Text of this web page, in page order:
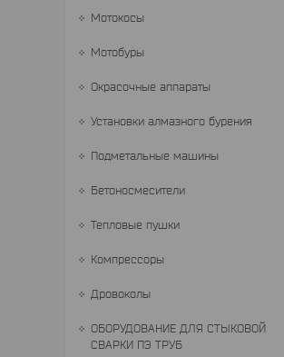
Мотокосы
Мотобуры
Окрасочные аппараты
Установки алмазного бурения
Подметальные машины
Бетоносмесители
Тепловые пушки
Компрессоры
Дровоколы
ОБОРУДОВАНИЕ ДЛЯ СТЫКОВОЙ
СВАРКИ ПЭ ТРУБ